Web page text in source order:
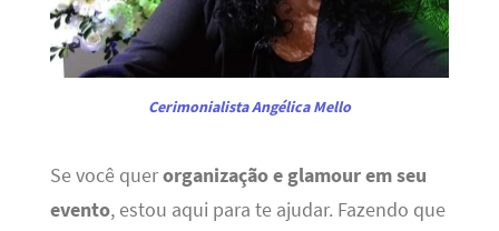
Cerimonialista Angélica Mello
Se você querorganização e glamour em seu
evento, estou aqui para te ajudar. Fazendo que